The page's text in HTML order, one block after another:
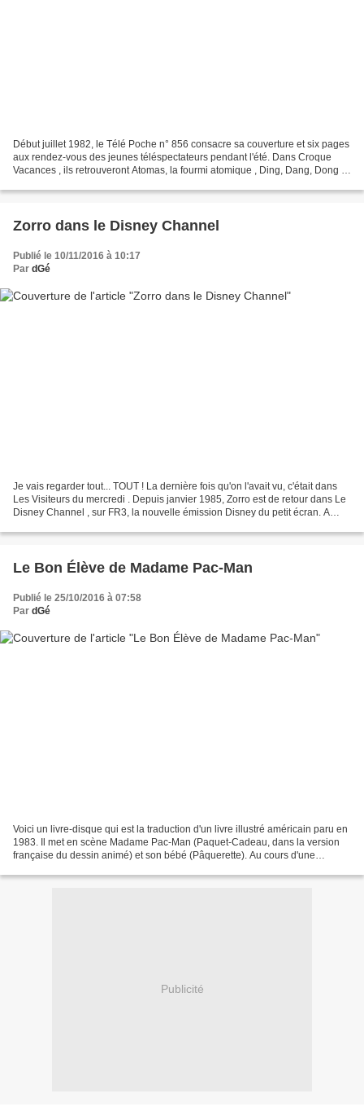
Début juillet 1982, le Télé Poche n° 856 consacre sa couverture et six pages
aux rendez-vous des jeunes téléspectateurs pendant l'été. Dans Croque
Vacances , ils retrouveront Atomas, la fourmi atomique , Ding, Dang, Dong ,
Zorro dans le Disney Channel
Publié le 10/11/2016 à 10:17
Par dGé
Je vais regarder tout... TOUT ! La dernière fois qu'on l'avait vu, c'était dans
Les Visiteurs du mercredi . Depuis janvier 1985, Zorro est de retour dans Le
Disney Channel , sur FR3, la nouvelle émission Disney du petit écran. A
Le Bon Élève de Madame Pac-Man
Publié le 25/10/2016 à 07:58
Par dGé
Voici un livre-disque qui est la traduction d'un livre illustré américain paru en
1983. Il met en scène Madame Pac-Man (Paquet-Cadeau, dans la version
française du dessin animé) et son bébé (Pâquerette). Au cours d'une
Publicité